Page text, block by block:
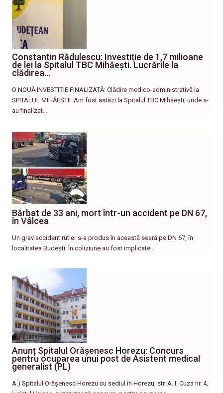
Constantin Rădulescu: Investiție de 1,7 milioane
de lei la Spitalul TBC Mihăești. Lucrările la
clădirea…
O NOUĂ INVESTIȚIE FINALIZATĂ: Clădire medico-administrativă la
SPITALUL MIHĂEȘTI! ​ Am fost astăzi la Spitalul TBC Mihăești, unde s-
au finalizat…
Bărbat de 33 ani, mort într-un accident pe DN 67,
în Vâlcea
Un grav accident rutier s-a produs în această seară pe DN 67, în
localitatea Budești. În coliziune au fost implicate…
Anunț Spitalul Orășenesc Horezu: Concurs
pentru ocuparea unui post de Asistent medical
generalist (PL)
A.) Spitalul Orășenesc Horezu cu sediul în Horezu, str. A. I. Cuza nr. 4,